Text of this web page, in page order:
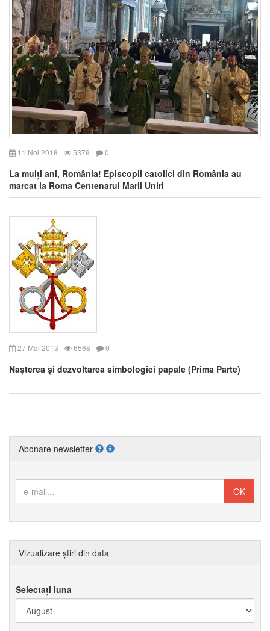
11 Noi 2018 5379 0
La mulți ani, România! Episcopii catolici din România au
marcat la Roma Centenarul Marii Uniri
27 Mai 2013 6568 0
Nașterea și dezvoltarea simbologiei papale (Prima Parte)
Abonare newsletter
Vizualizare știri din data
Selectați luna